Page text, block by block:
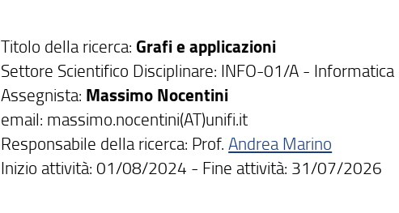
Titolo della ricerca: Grafi e applicazioni
Settore Scientifico Disciplinare: INFO-01/A - Informatica
Assegnista: Massimo Nocentini
email: massimo.nocentini(AT)unifi.it
Responsabile della ricerca: Prof.Andrea Marino
Inizio attività: 01/08/2024 - Fine attività: 31/07/2026